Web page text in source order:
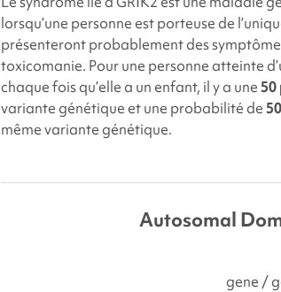
lorsqu’une personne est porteuse de
présenteront probablement des
toxicomanie. Pour une personne atteinte
chaque fois qu’elle a un enfant, il y a une
variante génétique et une probabilité de
même variante génétique.
Autosomal
gene /